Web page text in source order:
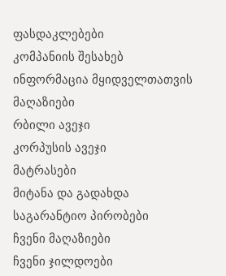
ფასდაკლებები
კომპანიის შესახებ
ინფორმაცია მყიდველთათვის
მაღაზიები
რბილი ავეჯი
კორპუსის ავეჯი
მატრასები
მიტანა და გადახდა
საგარანტიო პირობები
ჩვენი მაღაზიები
ჩვენი ჯილდოები